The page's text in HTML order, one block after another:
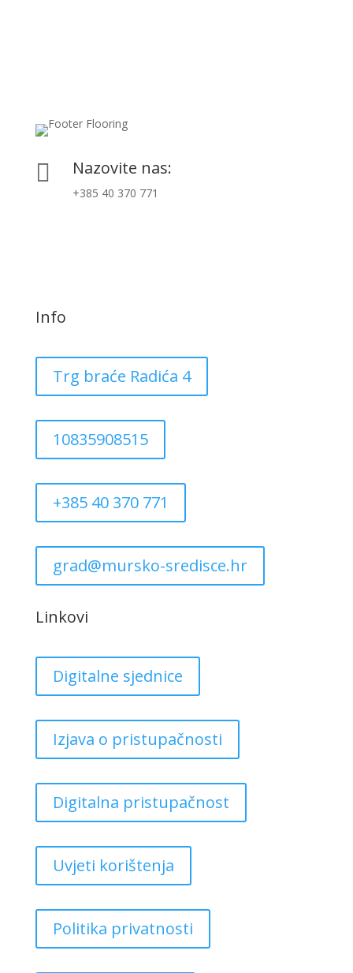
 Nazovite nas:
+385 40 370 771
Info
Trg braće Radića 4
10835908515
+385 40 370 771
grad@mursko-sredisce.hr
Linkovi
Digitalne sjednice
Izjava o pristupačnosti
Digitalna pristupačnost
Uvjeti korištenja
Politika privatnosti